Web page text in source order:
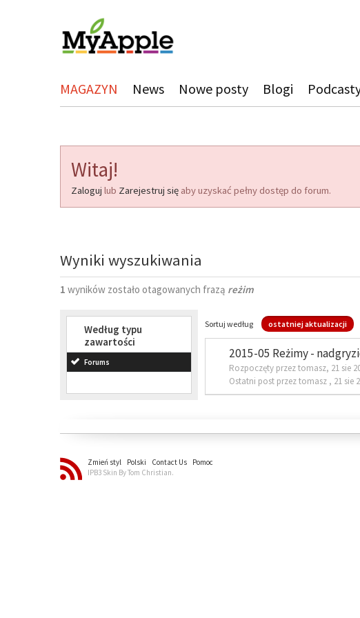
MAGAZYN News Nowe posty Blogi
Witaj!
Zaloguj lub Zarejestruj się aby uzyskać pełny dostęp do forum.
Wyniki wyszukiwania
1 wyników zostało otagowanych frazą reżim
Według typu
zawartości
Forums
Sortuj według ostatniej aktualizacji
2015-05 Reżimy -
Rozpoczęty przez tomasz, 21 sie
Ostatni post przez tomasz , 21 sie
Zmień styl Polski Contact Us
Pomoc
IPB3 Skin By Tom Christian.